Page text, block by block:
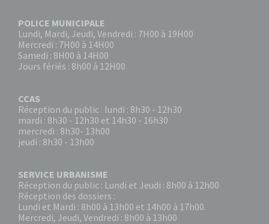
POLICE MUNICIPALE
Lundi, Mardi, Jeudi, Vendredi : 7H00 à 19H00
Mercredi : 7H00 à 14H00
Samedi : 8H00 à 14H00
Jours fériés : 8h00 à 12H00
CCAS
Réception du public : lundi : 8h30 - 12h30
mardi : 8h30 - 12h30 et 14h30 - 16h30
mercredi : 8h30- 13h00
jeudi : 8h30 - 13h00
SERVICE URBANISME
Réception du public : Lundi et Jeudi : 8h00 à 12h00
Réception des dossiers :
Lundi et Mardi : 8h00 à 13h00 et 14h00 à 17h00.
Mercredi, Jeudi, Vendredi : 8h00 à 13h00